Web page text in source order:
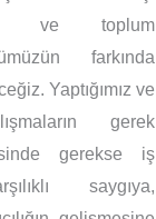
ve toplum
farkında
Yaptığımız ve
gerek
gerekse iş
saygıya,